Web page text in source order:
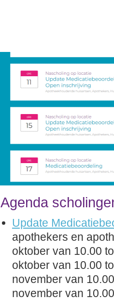
Agenda
Update
apothekers en
oktober van 10.00
oktober van 10.00
november van
november van